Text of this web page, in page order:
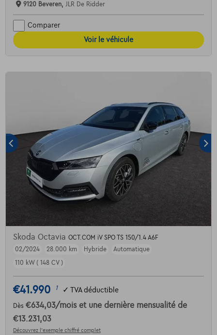
9120 Beveren, JLR De Ridder
Comparer
Voir le véhicule
Skoda Octavia OCT.COM iV SPO TS 150/1.4 A6F
02/2024
28.000 km Hybride
Automatique
110 kW ( 148 CV )
€41.990 1 ✓ TVA déductible
Dès €634,03/mois et une dernière mensualité de
€13.231,03
Découvrez l’exemple chiffré complet